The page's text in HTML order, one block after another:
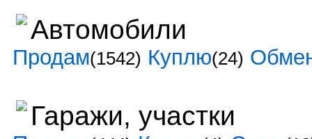
Автомобили
Продам(1542) Куплю(24)
Гаражи, участки